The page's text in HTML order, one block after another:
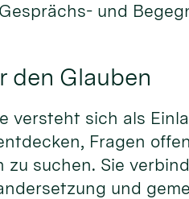
und
den Glauben
versteht sich als
Fragen
zu suchen. Sie
und